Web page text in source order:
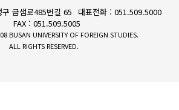
금샘로485번길 65
대표전화 : 051.509.5000
FAX : 051.509.5005
BUSAN UNIVERSITY OF FOREIGN STUDIES.
ALL RIGHTS RESERVED.